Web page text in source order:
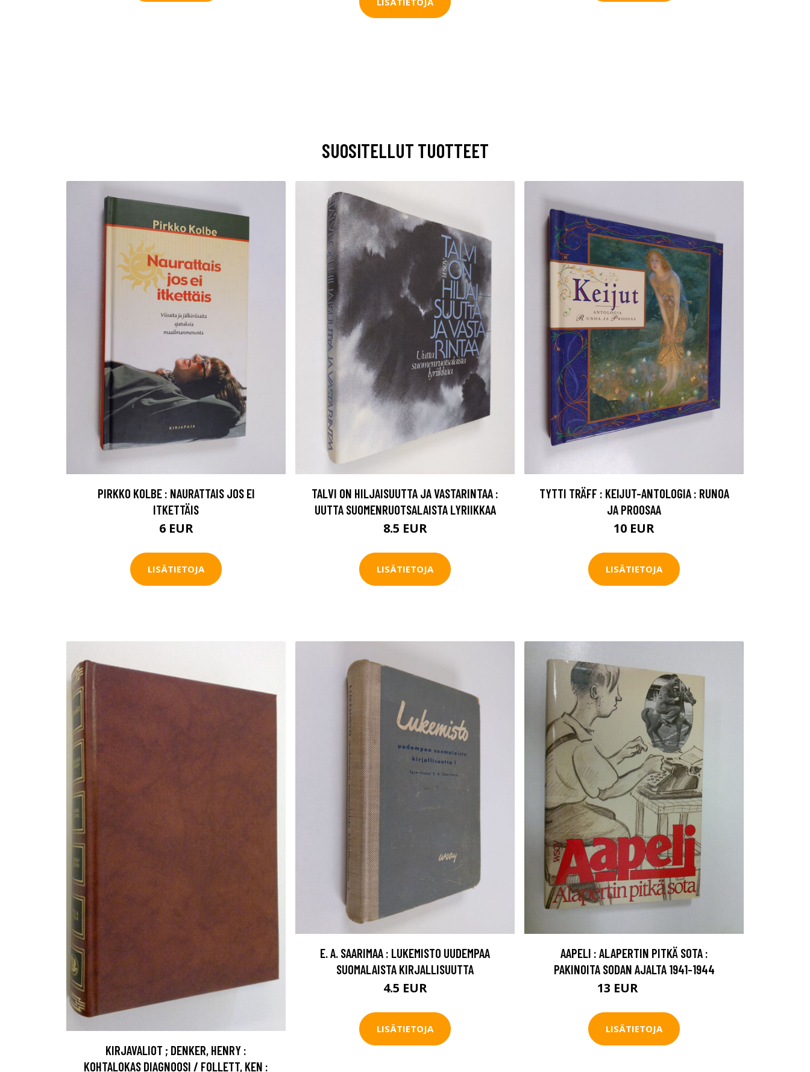
SUOSITELLUT TUOTTEET
PIRKKO KOLBE : NAURATTAIS JOS EI
ITKETTÄIS
6 EUR
LISÄTIETOJA
TALVI ON HILJAISUUTTA JA VASTARINTAA :
UUTTA SUOMENRUOTSALAISTA LYRIIKKAA
8.5 EUR
LISÄTIETOJA
TYTTI TRÄFF : KEIJUT-ANTOLOGIA : RUNOA
JA PROOSAA
10 EUR
LISÄTIETOJA
KIRJAVALIOT ; DENKER, HENRY :
KOHTALOKAS DIAGNOOSI / FOLLETT, KEN :
E. A. SAARIMAA : LUKEMISTO UUDEMPAA
SUOMALAISTA KIRJALLISUUTTA
4.5 EUR
LISÄTIETOJA
AAPELI : ALAPERTIN PITKÄ SOTA :
PAKINOITA SODAN AJALTA 1941-1944
13 EUR
LISÄTIETOJA